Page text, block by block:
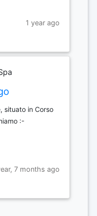
1 year ago
situato in Corso
:-
7 months ago